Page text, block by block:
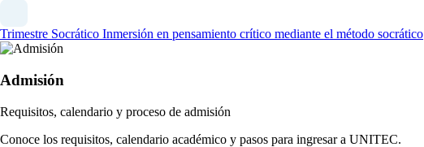
Trimestre Socrático Inmersión en pensamiento crítico mediante el método socrático
Admisión
Requisitos, calendario y proceso de admisión
Conoce los requisitos, calendario académico y pasos para ingresar a UNITEC.